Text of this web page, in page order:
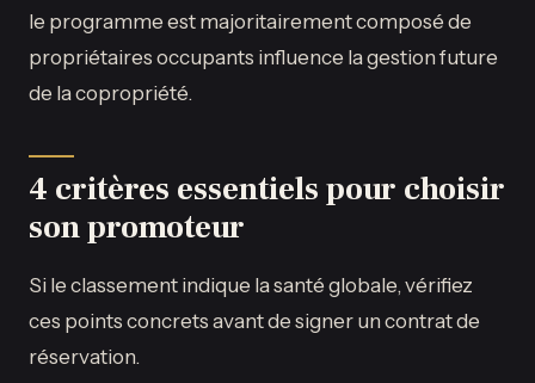
le programme est majoritairement composé de
propriétaires occupants influence la gestion future
de la copropriété.
4 critères essentiels pour choisir
son promoteur
Si le classement indique la santé globale, vérifiez
ces points concrets avant de signer un contrat de
réservation.